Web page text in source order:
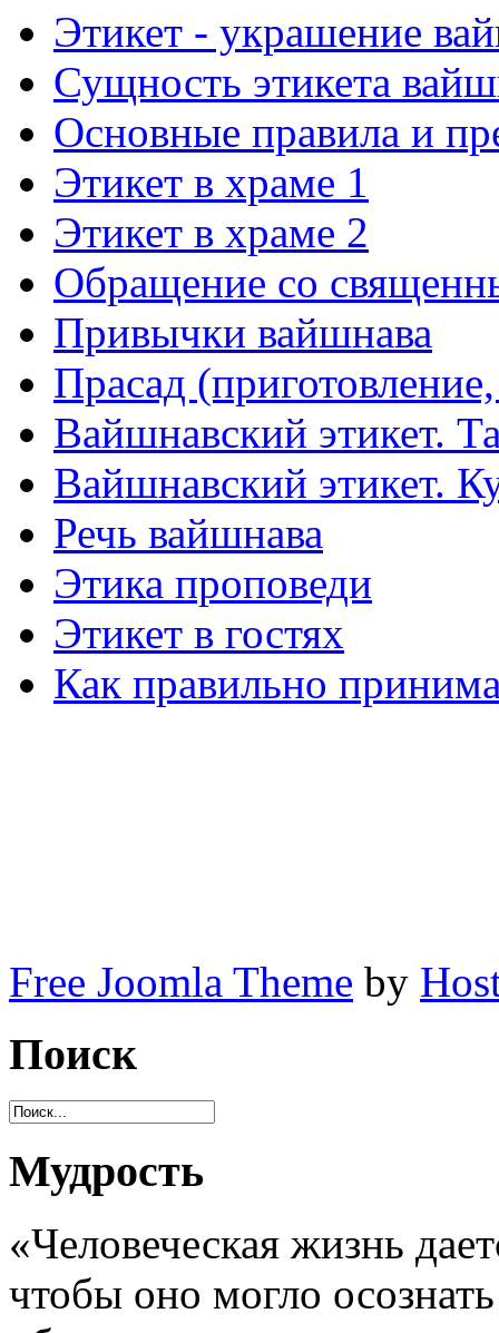
Этикет - украшение
Сущность этикета
Основные правила и
Этикет в храме 1
Этикет в храме 2
Обращение со
Привычки вайшнава
Прасад
Вайшнавский этикет.
Вайшнавский этикет.
Речь вайшнава
Этика проповеди
Этикет в гостях
Как правильно
Free Joomla Theme by
Поиск
Мудрость
«Человеческая жизнь
чтобы оно могло